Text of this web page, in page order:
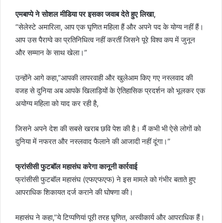
एमबाप्पे ने सोशल मीडिया पर इसका जवाब देते हुए लिखा,
“सेलेस्टे अमारिला, आप एक घृणित महिला हैं और अपने पद के योग्य नहीं हैं।
आप उस पैराग्वे का प्रतिनिधित्व नहीं करतीं जिसने पूरे विश्व कप में जुनून
और सम्मान के साथ खेला।”
उन्होंने आगे कहा,”आपकी लापरवाही और खुलेआम किए गए नस्लवाद की
वजह से दुनिया अब आपके खिलाड़ियों के ऐतिहासिक प्रदर्शन को भूलकर एक
अयोग्य महिला को याद कर रही है,
जिसने अपने देश की सबसे खराब छवि पेश की है। मैं कभी भी ऐसे लोगों को
दुनिया में नफरत और नस्लवाद फैलाने की आजादी नहीं दूंगा।”
फ्रांसीसी फुटबॉल महासंघ करेगा कानूनी कार्रवाई
फ्रांसीसी फुटबॉल महासंघ (एफएफएफ) ने इस मामले को गंभीर बताते हुए
आपराधिक शिकायत दर्ज कराने की घोषणा की।
महासंघ ने कहा,”ये टिप्पणियां पूरी तरह घृणित, अस्वीकार्य और आपराधिक हैं।